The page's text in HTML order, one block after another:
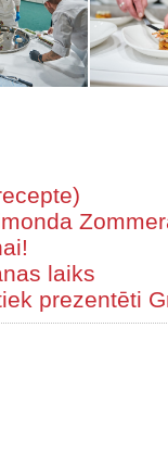
laiks
prezentēti